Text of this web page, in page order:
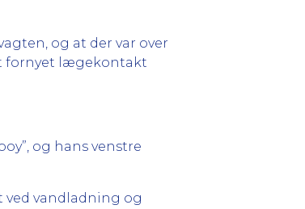
og at der var over
fornyet lægekontakt
og hans venstre
ved vandladning og